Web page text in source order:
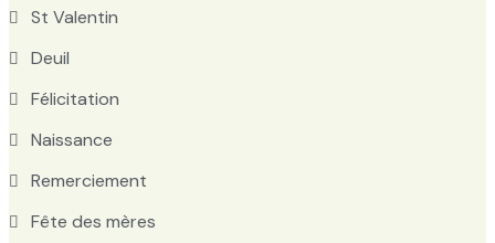
St Valentin
Deuil
Félicitation
Naissance
Remerciement
Fête des mères